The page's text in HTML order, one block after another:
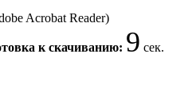
Acrobat Reader)
к скачиванию: 9 сек.